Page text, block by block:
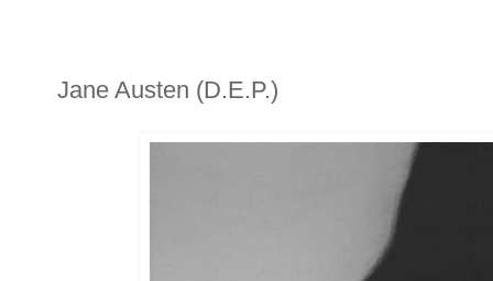
Jane Austen (D.E.P.)